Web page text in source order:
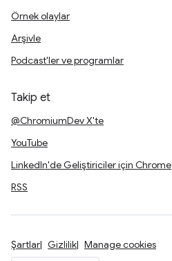
Örnek olaylar
Arşivle
Podcast'ler ve programlar
Takip et
@ChromiumDev X'te
YouTube
LinkedIn'de Geliştiriciler için Chrome
RSS
Şartlar Gizlilik Manage cookies